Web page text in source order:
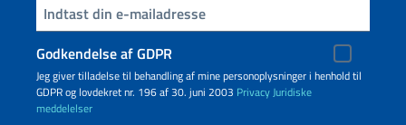
Indtast din e-mailadresse
Godkendelse af GDPR
Jeg giver tilladelse til behandling af mine personoplysninger i henhold til
GDPR og lovdekret nr. 196 af 30. juni 2003 PrivacyJuridiske
meddelelser